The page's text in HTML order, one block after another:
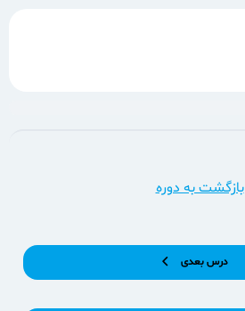
بازگشت به دوره
درس بعدی